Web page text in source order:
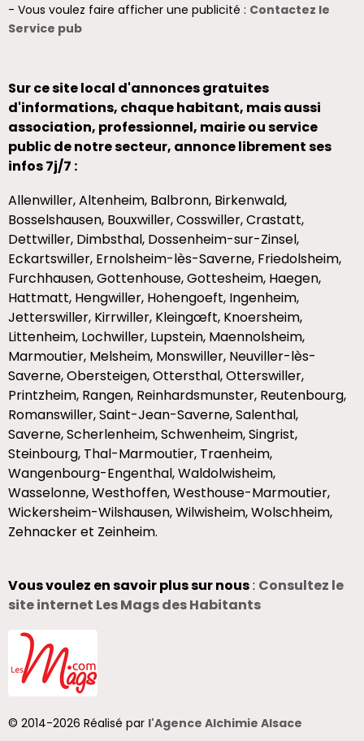
- Vous voulez faire afficher une publicité : Contactez le
Service pub
Sur ce site local d'annonces gratuites
d'informations, chaque habitant, mais aussi
association, professionnel, mairie ou service
public de notre secteur, annonce librement ses
infos 7j/7 :
Allenwiller, Altenheim, Balbronn, Birkenwald,
Bosselshausen, Bouxwiller, Cosswiller, Crastatt,
Dettwiller, Dimbsthal, Dossenheim-sur-Zinsel,
Eckartswiller, Ernolsheim-lès-Saverne, Friedolsheim,
Furchhausen, Gottenhouse, Gottesheim, Haegen,
Hattmatt, Hengwiller, Hohengoeft, Ingenheim,
Jetterswiller, Kirrwiller, Kleingœft, Knoersheim,
Littenheim, Lochwiller, Lupstein, Maennolsheim,
Marmoutier, Melsheim, Monswiller, Neuviller-lès-
Saverne, Obersteigen, Ottersthal, Otterswiller,
Printzheim, Rangen, Reinhardsmunster, Reutenbourg,
Romanswiller, Saint-Jean-Saverne, Salenthal,
Saverne, Scherlenheim, Schwenheim, Singrist,
Steinbourg, Thal-Marmoutier, Traenheim,
Wangenbourg-Engenthal, Waldolwisheim,
Wasselonne, Westhoffen, Westhouse-Marmoutier,
Wickersheim-Wilshausen, Wilwisheim, Wolschheim,
Zehnacker et Zeinheim.
Vous voulez en savoir plus sur nous: Consultez le
site internet Les Mags des Habitants
© 2014-2026 Réalisé par l'Agence Alchimie Alsace